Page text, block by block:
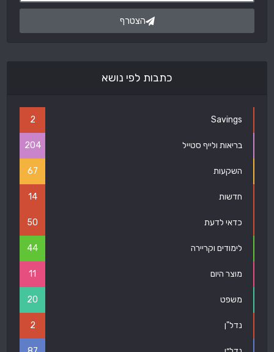
הצטרף
כתבות לפי נושא
Savings
2
בריאות ולייף סטייל 204
השקעות 67
חדשות 14
כדאי לדעת 50
לימודים וקריירה 44
מוצר היום 11
משפט 20
נדל"ן 2